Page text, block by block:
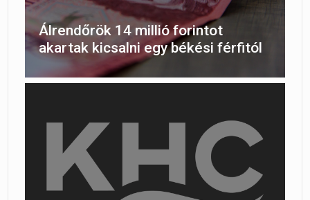
Álrendőrök 14 millió forintot
akartak kicsalni egy békési férfitól